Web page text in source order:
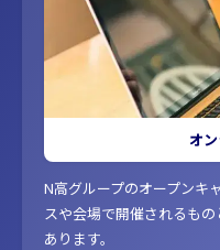
オ
N高グループのオープンキ
スや会場で開催されるも
あります。